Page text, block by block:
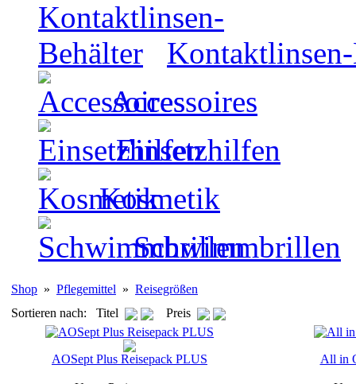
Accessoires
Einsetzhilfen
Kosmetik
Schwimmbrillen
Shop » Pflegemittel » Reisegrößen
Sortieren nach: Titel
Preis
AOSept Plus Reisepack PLUS All in